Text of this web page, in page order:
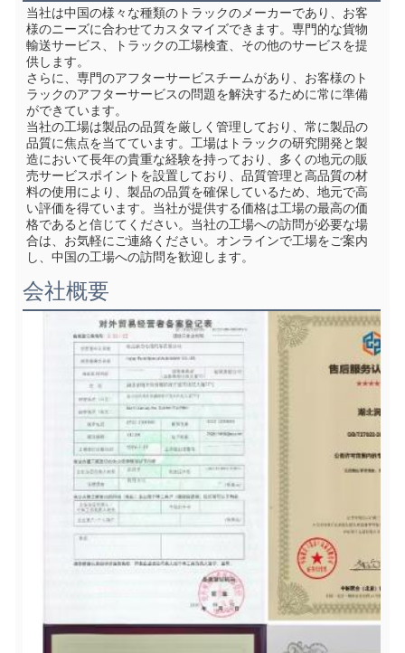
当社は中国の様々な種類のトラックのメーカーであり、お客
様のニーズに合わせてカスタマイズできます。 専門的な貨物
輸送サービス、トラックの工場検査、その他のサービスを提
供します。
さらに、専門のアフターサービスチームがあり、お客様のト
ラックのアフターサービスの問題を解決するために常に準備
ができています。
当社の工場は製品の品質を厳しく管理しており、常に製品の
品質に焦点を当てています。工場はトラックの研究開発と製
造において長年の貴重な経験を持っており、多くの地元の販
売サービスポイントを設置しており、品質管理と高品質の材
料の使用により、製品の品質を確保しているため、地元で高
い評価を得ています。当社が提供する価格は工場の最高の価
格であると信じてください。当社の工場への訪問が必要な場
合は、お気軽にご連絡ください。オンラインで工場をご案内
し、中国の工場への訪問を歓迎します。
会社概要